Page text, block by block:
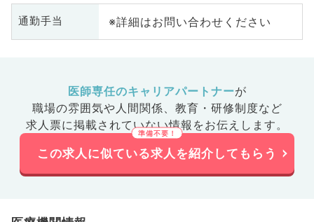
通勤手当 ※詳細はお問い合わせください
医師専任のキャリアパートナーが
職場の雰囲気や人間関係、 教育・研修制度など
求人票に掲載されていない情報をお伝えします。
この求人に似ている求人を紹介してもらう